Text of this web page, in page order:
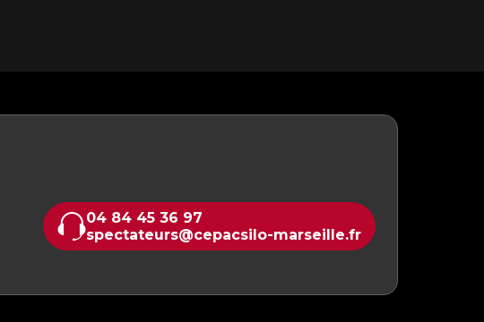
04 84 45 36 97
spectateurs@cepacsilo-marseille.fr